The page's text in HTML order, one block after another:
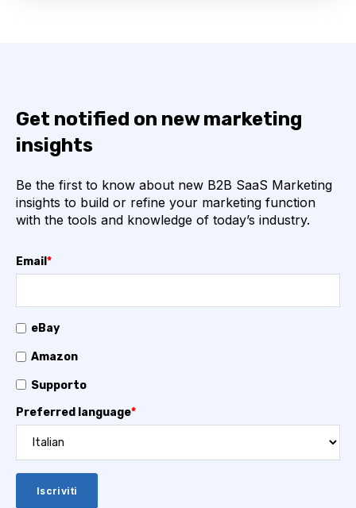
Get notified on new marketing
insights
Be the first to know about new B2B SaaS Marketing
insights to build or refine your marketing function
with the tools and knowledge of today’s industry.
Email *
eBay
Amazon
Supporto
Preferred language*